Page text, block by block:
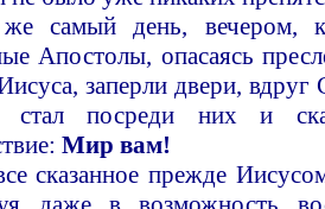
самый день, вечером,
Апостолы, опасаясь
заперли двери,
стал посреди них и
Мир вам!
сказанное прежде